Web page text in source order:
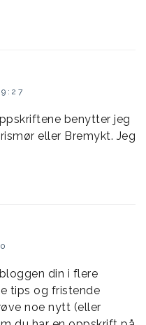
benytter jeg
eller Bremykt. Jeg
din i flere
tips og fristende
noe nytt (eller